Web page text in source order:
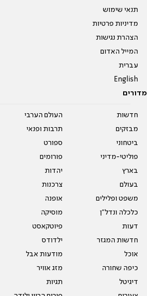
תנאי שימוש
מדיניות פרטיות
הצהרת נגישות
המייל האדום
עברית
English
מדורים
חדשות
מבזקים
ביטחוני
פוליטי-מדיני
בארץ
בעולם
משפט ופלילים
כלכלה ונדל"ן
דעות
חדשות המגזר
אוכל
כיפה שחורה
דיגיטל
העולם הערבי
תרבות ופנאי
ספורט
פורומים
יהדות
צרכנות
אופנה
מוסיקה
פיוטקאסט
ילדודס
מודעות אבל
מזג אוויר
תגיות